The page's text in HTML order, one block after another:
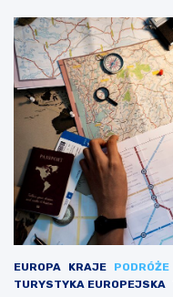
EUROPA KRAJE PODRÓŻE
TURYSTYKA EUROPEJSKA